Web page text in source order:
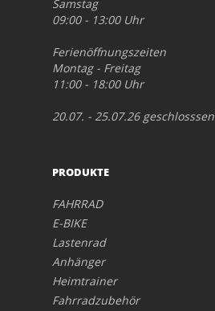
Samstag
09:00 - 13:00 Uhr
Ferienöffnungszeiten
Montag - Freitag
11:00 - 18:00 Uhr
20.07. - 25.07.26 geschlosssen
PRODUKTE
FAHRRAD
E-BIKE
Lastenrad
Anhänger
Heimtrainer
Fahrradzubehör